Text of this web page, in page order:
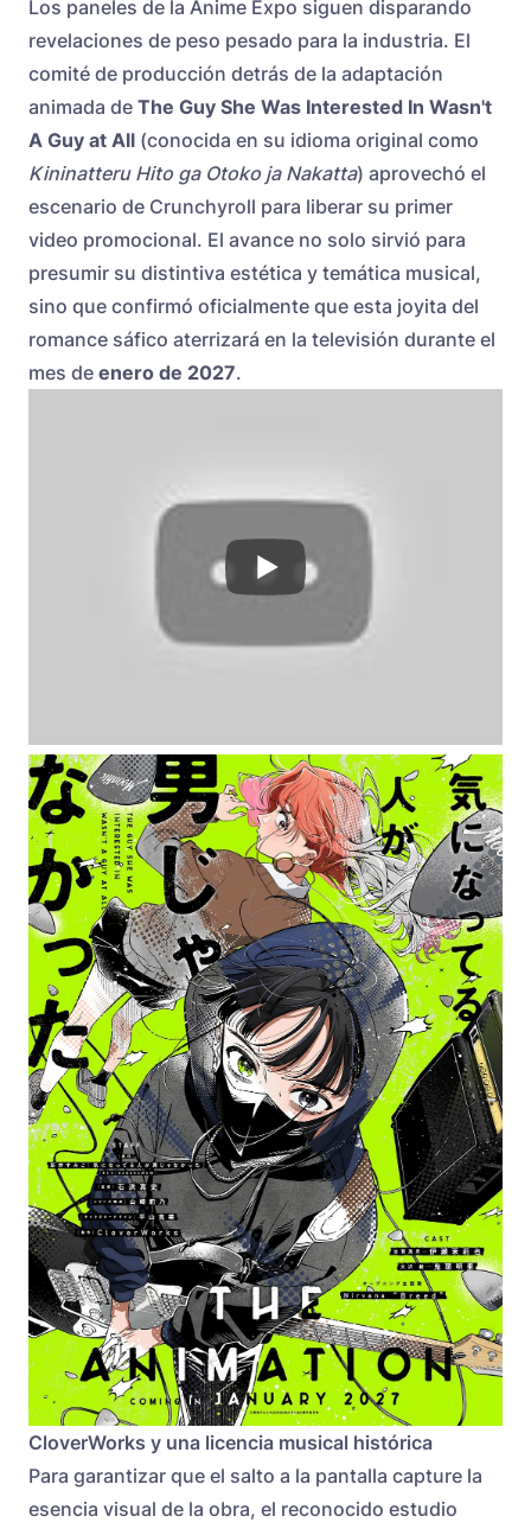
Los paneles de la Anime Expo siguen disparando
revelaciones de peso pesado para la industria. El
comité de producción detrás de la adaptación
animada de The Guy She Was Interested In Wasn't
A Guy at All (conocida en su idioma original como
Kininatteru Hito ga Otoko ja Nakatta) aprovechó el
escenario de Crunchyroll para liberar su primer
video promocional. El avance no solo sirvió para
presumir su distintiva estética y temática musical,
sino que confirmó oficialmente que esta joyita del
romance sáfico aterrizará en la televisión durante el
mes de enero de 2027.
CloverWorks y una licencia musical histórica
Para garantizar que el salto a la pantalla capture la
esencia visual de la obra, el reconocido estudio